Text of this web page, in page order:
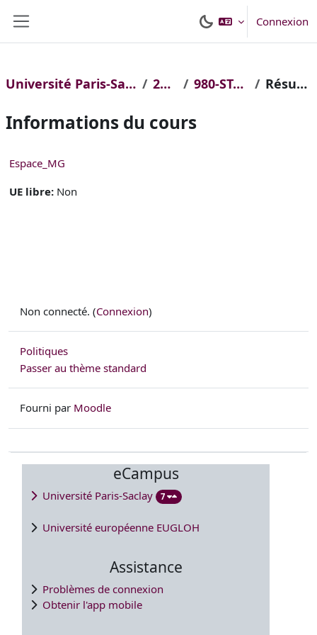
Connexion
Université Paris-Saclay 2022 980-STAPS Résumé
Informations du cours
Espace_MG
UE libre: Non
Non connecté. (Connexion)
Politiques
Passer au thème standard
Fourni par Moodle
eCampus
Université Paris-Saclay 7
Université européenne EUGLOH
Assistance
Problèmes de connexion
Obtenir l'app mobile